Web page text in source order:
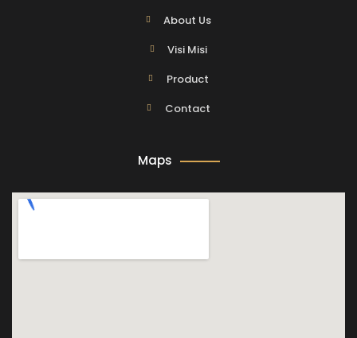
About Us
Visi Misi
Product
Contact
Maps